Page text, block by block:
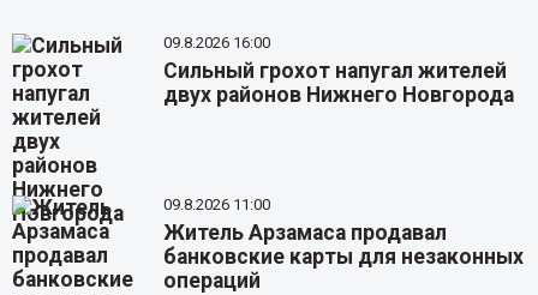
09.8.2026 16:00
Сильный грохот напугал жителей
двух районов Нижнего Новгорода
09.8.2026 11:00
Житель Арзамаса продавал
банковские карты для незаконных
операций